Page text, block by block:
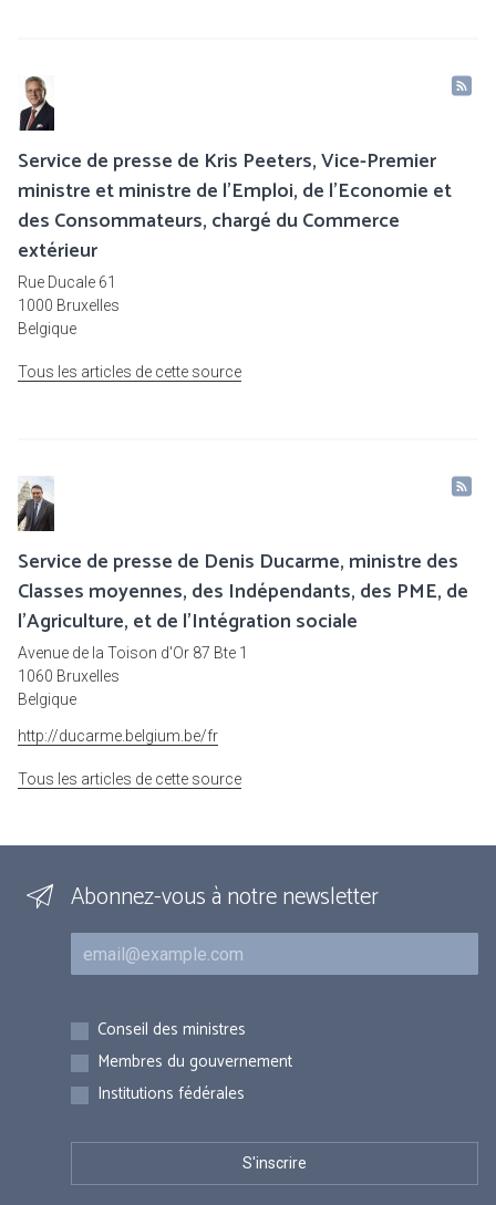
Service de presse de Kris Peeters, Vice-Premier
ministre et ministre de l'Emploi, de l'Economie et
des Consommateurs, chargé du Commerce
extérieur
Rue Ducale 61
1000 Bruxelles
Belgique
Tous les articles de cette source
Service de presse de Denis Ducarme, ministre des
Classes moyennes, des Indépendants, des PME, de
l'Agriculture, et de l'Intégration sociale
Avenue de la Toison d'Or 87 Bte 1
1060 Bruxelles
Belgique
http://ducarme.belgium.be/fr
Tous les articles de cette source
Abonnez-vous à notre newsletter
Courriel
Inscriptions
Conseil des ministres
Membres du gouvernement
Institutions fédérales